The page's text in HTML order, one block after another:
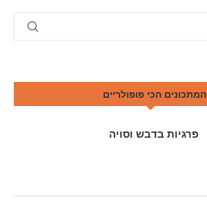
המתכונים הכי פופולריים
פרגיות בדבש וסויה